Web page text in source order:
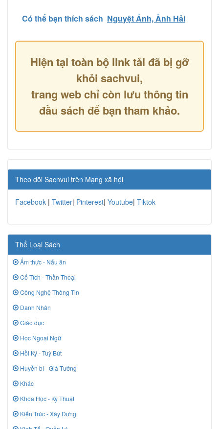
Có thể bạn thích sách Nguyệt Ảnh, Ảnh Hải
Hiện tại toàn bộ link tải đã bị gỡ
khỏi sachvui,
trang web chỉ còn lưu thông tin
đầu sách để bạn tham khảo.
Theo dõi Sachvui trên Mạng xã hội
Facebook | Twitter| Pinterest| Youtube| Tiktok
Thể Loại Sách
Ẩm thực - Nấu ăn
Cổ Tích - Thần Thoại
Công Nghệ Thông Tin
Danh Nhân
Giáo dục
Học Ngoại Ngữ
Hồi Ký - Tuỳ Bút
Huyền bí - Giả Tưởng
Khác
Khoa Học - Kỹ Thuật
Kiến Trúc - Xây Dựng